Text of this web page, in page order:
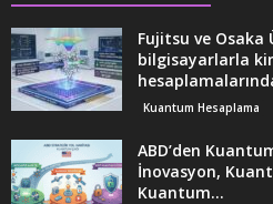
Fujitsu ve Osaka
bilgisayarlarla
Kuantum Hesaplama
ABD’den
İnovasyon,
Kuantum...